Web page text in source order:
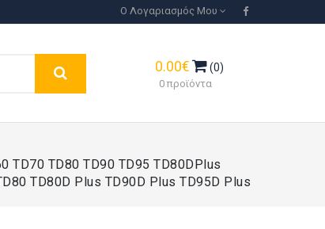
Ο Λογαριασμός Μου
0.00€ (0)
0 προϊόντα
TD70 TD80 TD90 TD95 TD80DPlus
TD80D Plus TD90D Plus TD95D Plus